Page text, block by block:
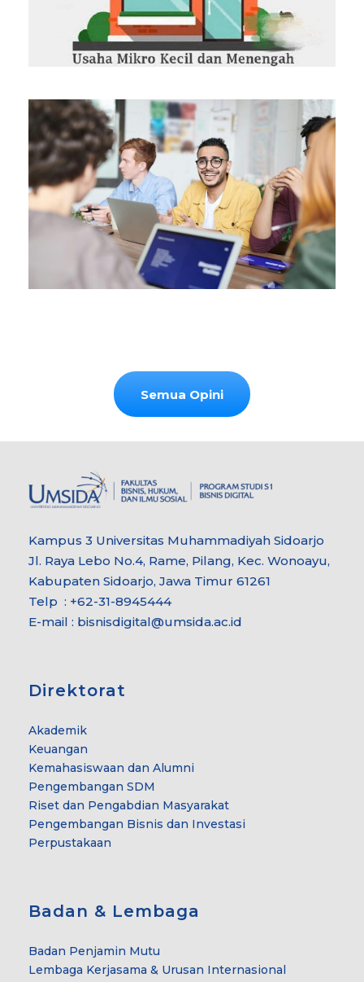
JANUARY 1, 2025
DECEMBER 14, 2024
Semua Opini
Kampus 3 Universitas Muhammadiyah Sidoarjo
Jl. Raya Lebo No.4, Rame, Pilang, Kec. Wonoayu,
Kabupaten Sidoarjo, Jawa Timur 61261
Telp : +62-31-8945444
E-mail : bisnisdigital@umsida.ac.id
Direktorat
Akademik
Keuangan
Kemahasiswaan dan Alumni
Pengembangan SDM
Riset dan Pengabdian Masyarakat
Pengembangan Bisnis dan Investasi
Perpustakaan
Badan & Lembaga
Badan Penjamin Mutu
Lembaga Kerjasama & Urusan Internasional